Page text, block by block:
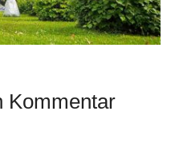
Kommentar